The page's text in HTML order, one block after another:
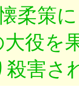
柔策
役を
殺害さ